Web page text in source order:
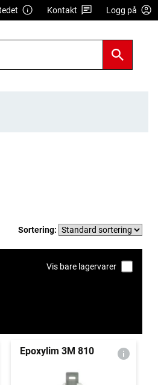
Kontakt Logg på
Sortering:
Vis bare lagervarer
Epoxylim 3M 810